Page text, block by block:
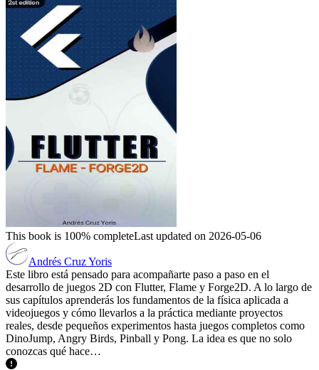
This book is 100% completeLast updated on 2026-05-06
Andrés Cruz Yoris
Este libro está pensado para acompañarte paso a paso en el
desarrollo de juegos 2D con Flutter, Flame y Forge2D. A lo largo de
sus capítulos aprenderás los fundamentos de la física aplicada a
videojuegos y cómo llevarlos a la práctica mediante proyectos
reales, desde pequeños experimentos hasta juegos completos como
DinoJump, Angry Birds, Pinball y Pong. La idea es que no solo
conozcas qué hace…